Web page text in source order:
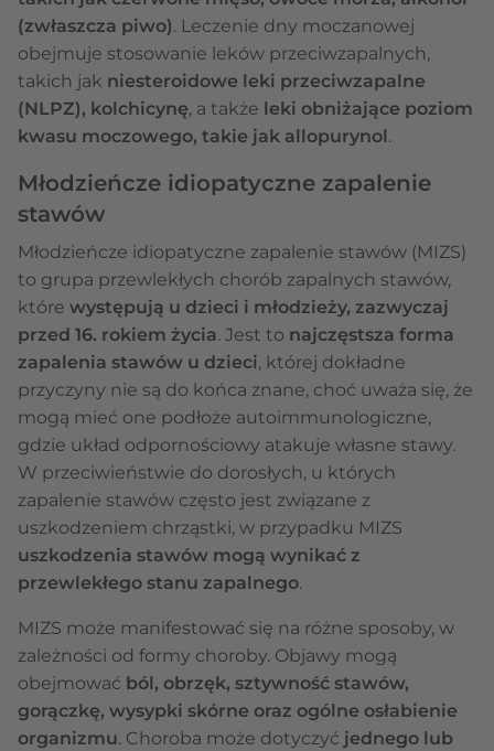
(zwłaszcza piwo). Leczenie dny moczanowej
obejmuje stosowanie leków przeciwzapalnych,
takich jak niesteroidowe leki przeciwzapalne
(NLPZ), kolchicynę, a także leki obniżające poziom
kwasu moczowego, takie jak allopurynol.
Młodzieńcze idiopatyczne zapalenie
stawów
Młodzieńcze idiopatyczne zapalenie stawów (MIZS)
to grupa przewlekłych chorób zapalnych stawów,
które występują u dzieci i młodzieży, zazwyczaj
przed 16. rokiem życia. Jest to najczęstsza forma
zapalenia stawów u dzieci, której dokładne
przyczyny nie są do końca znane, choć uważa się, że
mogą mieć one podłoże autoimmunologiczne,
gdzie układ odpornościowy atakuje własne stawy.
W przeciwieństwie do dorosłych, u których
zapalenie stawów często jest związane z
uszkodzeniem chrząstki, w przypadku MIZS
uszkodzenia stawów mogą wynikać z
przewlekłego stanu zapalnego.
MIZS może manifestować się na różne sposoby, w
zależności od formy choroby. Objawy mogą
obejmować ból, obrzęk, sztywność stawów,
gorączkę, wysypki skórne oraz ogólne osłabienie
organizmu. Choroba może dotyczyć jednego lub